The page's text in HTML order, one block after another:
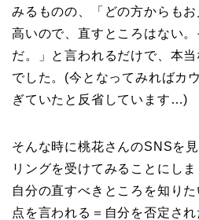
みるものの、「どの方からも
高いので、直すところはない
だ。」と言われるだけで、本
でした。(今となってみればカ
ぎていたと反省しています…)
そんな時に桃花さんのSNSを
リングを受けてみることにしま
自分の直すべきところを知り
点を言われる＝自分を否定され